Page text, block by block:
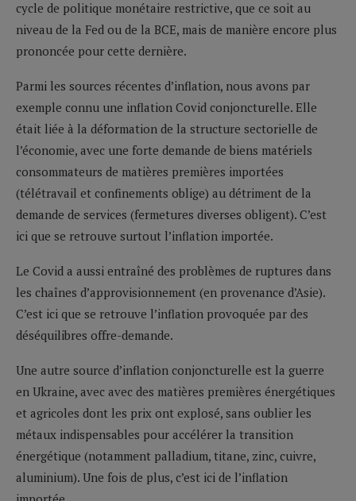
cycle de politique monétaire restrictive, que ce soit au
niveau de la Fed ou de la BCE, mais de manière encore plus
prononcée pour cette dernière.
Parmi les sources récentes d’inflation, nous avons par
exemple connu une inflation Covid conjoncturelle. Elle
était liée à la déformation de la structure sectorielle de
l’économie, avec une forte demande de biens matériels
consommateurs de matières premières importées
(télétravail et confinements oblige) au détriment de la
demande de services (fermetures diverses obligent). C’est
ici que se retrouve surtout l’inflation importée.
Le Covid a aussi entraîné des problèmes de ruptures dans
les chaînes d’approvisionnement (en provenance d’Asie).
C’est ici que se retrouve l’inflation provoquée par des
déséquilibres offre-demande.
Une autre source d’inflation conjoncturelle est la guerre
en Ukraine, avec avec des matières premières énergétiques
et agricoles dont les prix ont explosé, sans oublier les
métaux indispensables pour accélérer la transition
énergétique (notamment palladium, titane, zinc, cuivre,
aluminium). Une fois de plus, c’est ici de l’inflation